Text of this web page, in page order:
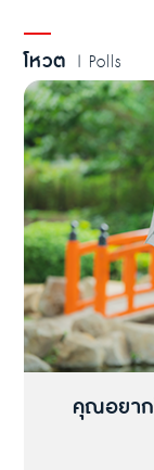
โหวต | Polls
คุณอยาก